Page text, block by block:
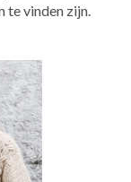
te vinden zijn.